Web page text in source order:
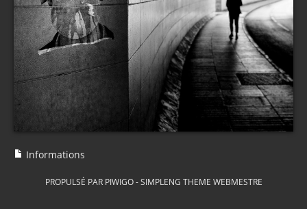
Informations
PROPULSÉ PAR PIWIGO-SIMPLENG THEME WEBMESTRE